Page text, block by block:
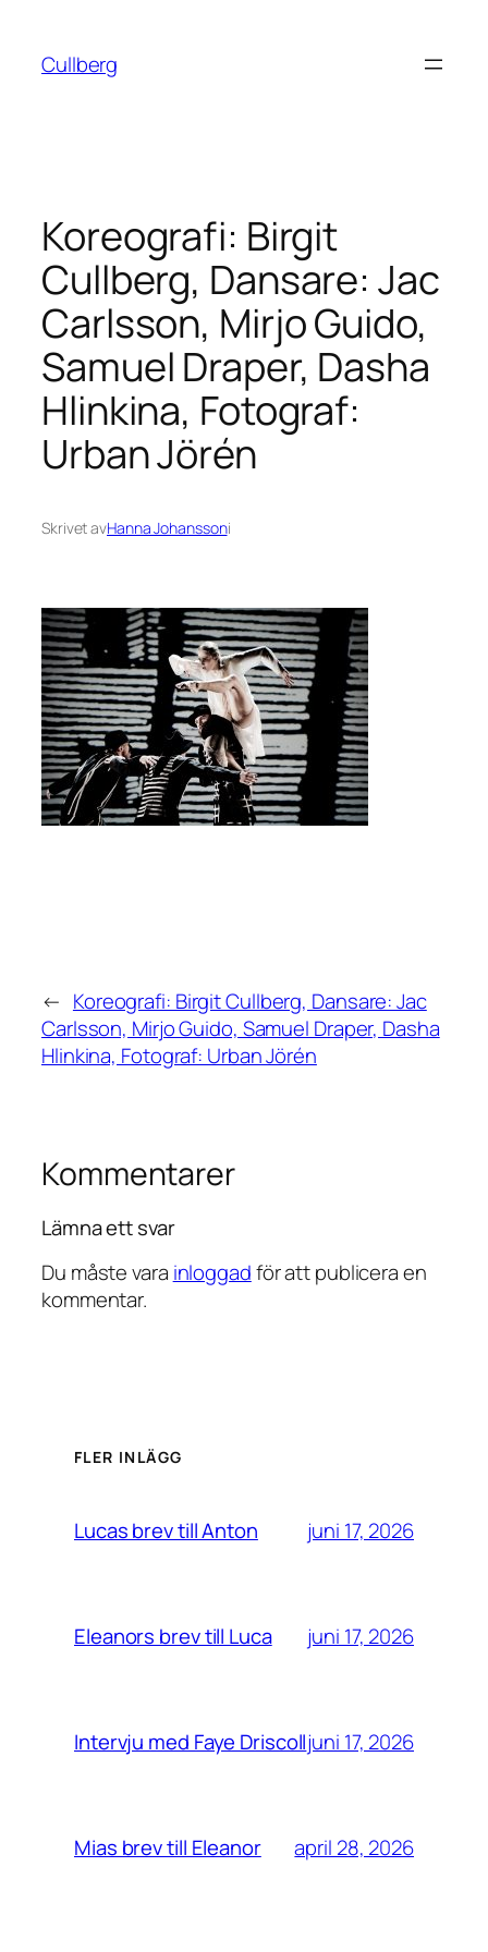
innehåll
Cullberg
Koreografi: Birgit
Cullberg, Dansare: Jac
Carlsson, Mirjo Guido,
Samuel Draper, Dasha
Hlinkina, Fotograf:
Urban Jörén
Skrivet avHanna Johanssoni
← Koreografi: Birgit Cullberg, Dansare: Jac
Carlsson, Mirjo Guido, Samuel Draper, Dasha
Hlinkina, Fotograf: Urban Jörén
Kommentarer
Lämna ett svar
Du måste vara inloggadför att publicera en
kommentar.
FLER INLÄGG
Lucas brev till Anton juni 17, 2026
Eleanors brev till Luca juni 17, 2026
Intervju med Faye Driscolljuni 17, 2026
Mias brev till Eleanor april 28, 2026